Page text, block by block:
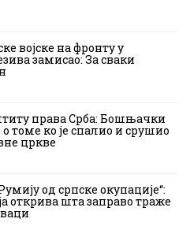
војске на фронту у
замисао: За сваки
права Срба: Бошњачки
томе ко је спалио и срушио
цркве
од српске окупације“:
открива шта заправо траже